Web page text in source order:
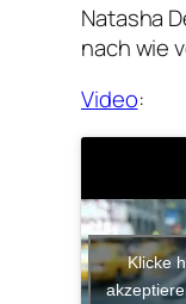
Natasha
nach wie
Video:
Klicke